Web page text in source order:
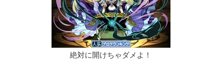
絶対に開けちゃダメよ！